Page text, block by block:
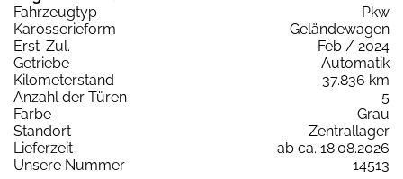
Fahrzeugtyp
Pkw
Karosserieform
Geländewagen
Erst-Zul.
Feb / 2024
Getriebe
Automatik
Kilometerstand
37.836 km
Anzahl der Türen
5
Farbe
Grau
Standort
Zentrallager
Lieferzeit
ab ca. 18.08.2026
Unsere Nummer
14513